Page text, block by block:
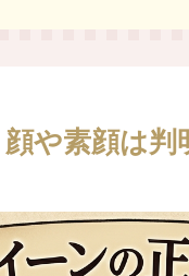
や素顔は